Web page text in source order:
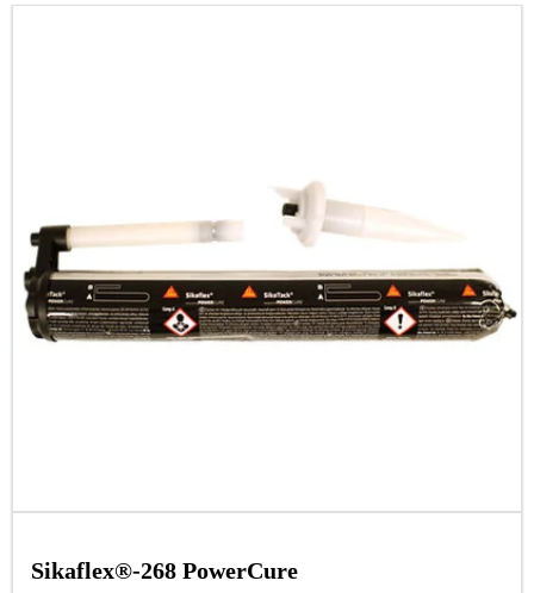
Sikaflex®-268 PowerCure